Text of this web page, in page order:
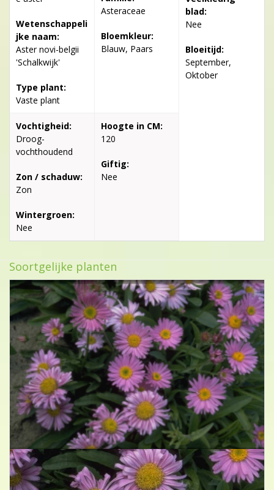
Wetenschappeli
jke naam:
Aster novi-belgii
'Schalkwijk'
Type plant:
Vaste plant
Asteraceae
Bloemkleur:
Blauw, Paars
blad:
Nee
Bloeitijd:
September,
Oktober
Vochtigheid:
Droog-
vochthoudend
Zon / schaduw:
Zon
Wintergroen:
Nee
Hoogte in CM:
120
Giftig:
Nee
Soortgelijke planten